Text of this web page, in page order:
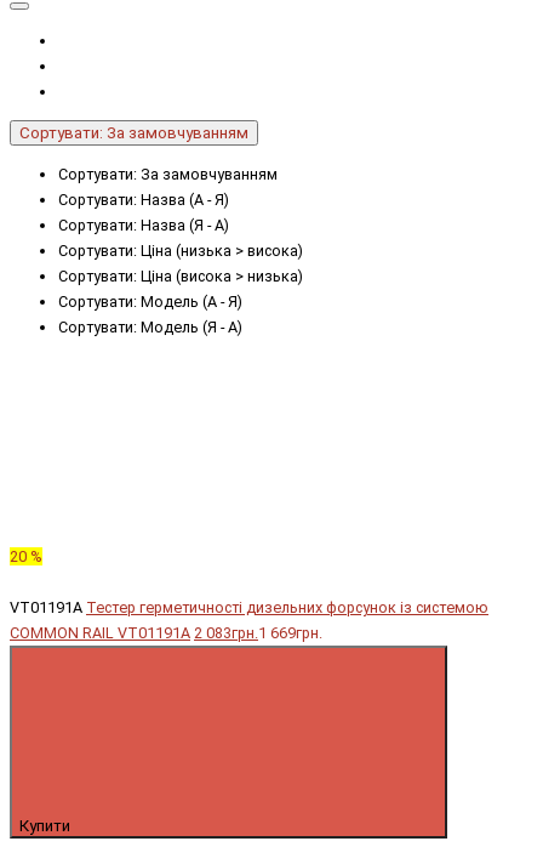
Сортувати: За замовчуванням
Сортувати: За замовчуванням
Сортувати: Назва (А - Я)
Сортувати: Назва (Я - А)
Сортувати: Ціна (низька > висока)
Сортувати: Ціна (висока > низька)
Сортувати: Модель (А - Я)
Сортувати: Модель (Я - А)
20 %
VT01191A Тестер герметичності дизельних форсунок із системою
COMMON RAIL VT01191A 2 083грн.1 669грн.
Купити